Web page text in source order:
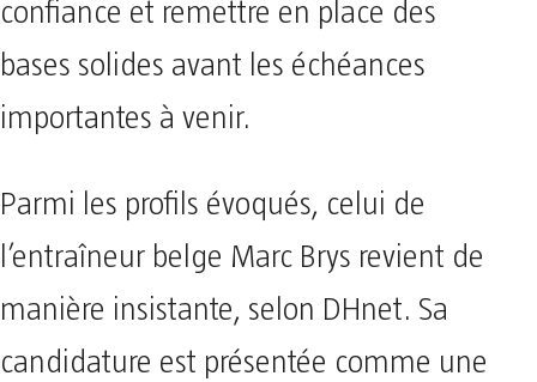
confiance et remettre en place des
bases solides avant les échéances
importantes à venir.
Parmi les profils évoqués, celui de
l’entraîneur belge Marc Brys revient de
manière insistante, selon DHnet. Sa
candidature est présentée comme une